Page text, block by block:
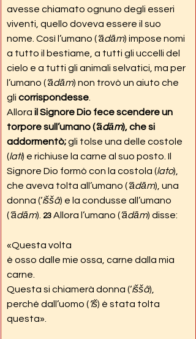
avesse chiamato ognuno degli esseri
viventi, quello doveva essere il suo
nome. Così l’umano (’ādām) impose nomi
a tutto il bestiame, a tutti gli uccelli del
cielo e a tutti gli animali selvatici, ma per
l’umano (’ādām) non trovò un aiuto che
gli corrispondesse.
Allora il Signore Dio fece scendere un
torpore sull’umano (’ādām), che si
addormentò; gli tolse una delle costole
(lati) e richiuse la carne al suo posto. Il
Signore Dio formò con la costola (lato),
che aveva tolta all’umano (’ādām), una
donna (‘iššâ) e la condusse all’umano
(’ādām). 23 Allora l’umano (’ādām) disse:
«Questa volta
è osso dalle mie ossa, carne dalla mia
carne.
Questa si chiamerà donna (‘iššâ),
perché dall’uomo (‘îš) è stata tolta
questa».